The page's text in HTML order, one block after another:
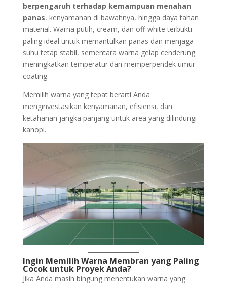
berpengaruh terhadap kemampuan menahan
panas, kenyamanan di bawahnya, hingga daya tahan
material. Warna putih, cream, dan off-white terbukti
paling ideal untuk memantulkan panas dan menjaga
suhu tetap stabil, sementara warna gelap cenderung
meningkatkan temperatur dan memperpendek umur
coating.
Memilih warna yang tepat berarti Anda
menginvestasikan kenyamanan, efisiensi, dan
ketahanan jangka panjang untuk area yang dilindungi
kanopi.
Ingin Memilih Warna Membran yang Paling
Cocok untuk Proyek Anda?
Jika Anda masih bingung menentukan warna yang